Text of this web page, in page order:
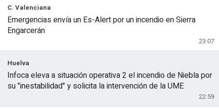
23:07
C. Valenciana
Emergencias envía un Es-Alert por un incendio en Sierra
Engarcerán
22:59
Huelva
Infoca eleva a situación operativa 2 el incendio de Niebla por
su "inestabilidad" y solicita la intervención de la UME